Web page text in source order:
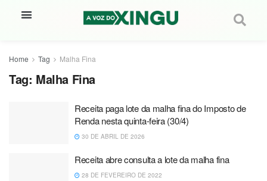
Home Tag Malha Fina
Tag: Malha Fina
Receita paga lote da malha fina do Imposto de
Renda nesta quinta-feira (30/4)
30 DE ABRIL DE 2026
Receita abre consulta a lote da malha fina
28 DE FEVEREIRO DE 2022